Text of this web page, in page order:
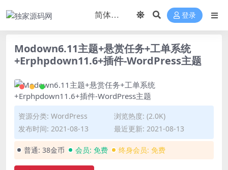
登录
Modown6.11主题+悬赏任务+工单系统
+Erphpdown11.6+插件-WordPress主题
资源分类: WordPress
浏览热度: (2.0K)
发布时间: 2021-08-13
最近更新: 2021-08-13
普通: 38金币 会员: 免费 终身会员: 免费